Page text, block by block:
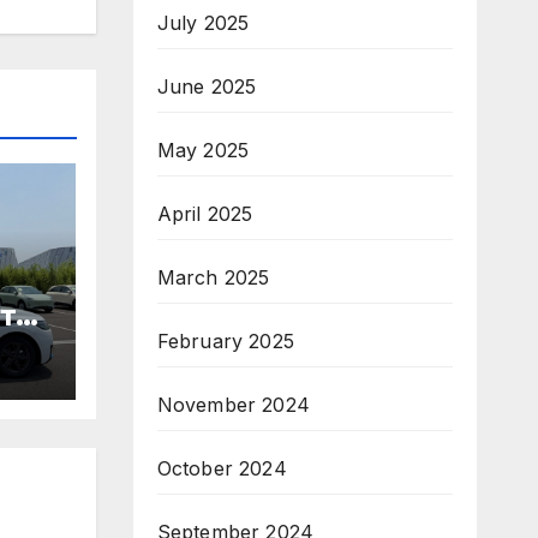
July 2025
June 2025
May 2025
April 2025
March 2025
February 2025
November 2024
October 2024
September 2024